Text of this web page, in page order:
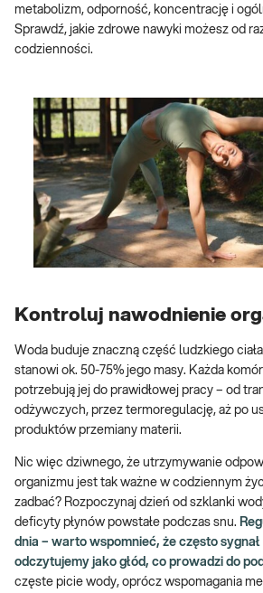
metabolizm, odporność, koncentrację i
Sprawdź, jakie zdrowe nawyki możesz od
codzienności.
Kontroluj nawodnienie
Woda buduje znaczną część ludzkiego
stanowi ok. 50-75% jego masy. Każda
potrzebują jej do prawidłowej pracy – od
odżywczych, przez termoregulację, aż po
produktów przemiany materii.
Nic więc dziwnego, że utrzymywanie
organizmu jest tak ważne w codziennym
zadbać? Rozpoczynaj dzień od szklanki
deficyty płynów powstałe podczas snu.
dnia – warto wspomnieć, że często
odczytujemy jako głód, co prowadzi do
częste picie wody, oprócz wspomagania